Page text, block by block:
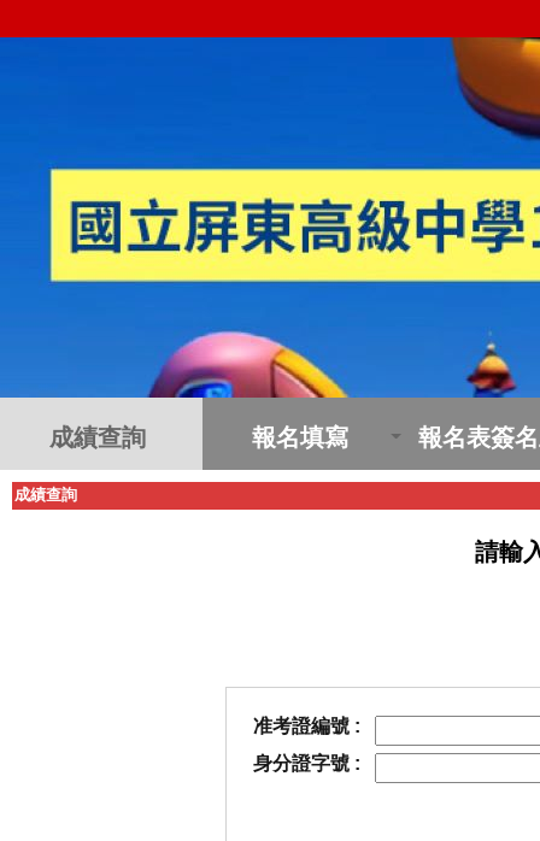
成績查詢 報名填寫 報名表簽
成績查詢